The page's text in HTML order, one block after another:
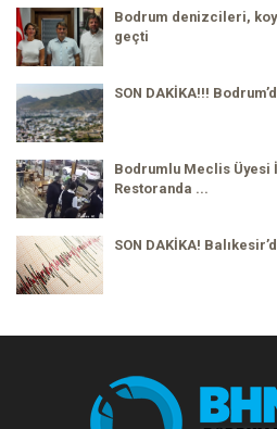
Bodrum denizcileri,
geçti
SON DAKİKA!!!
Bodrumlu Meclis Üyesi
Restoranda ...
SON DAKİKA!